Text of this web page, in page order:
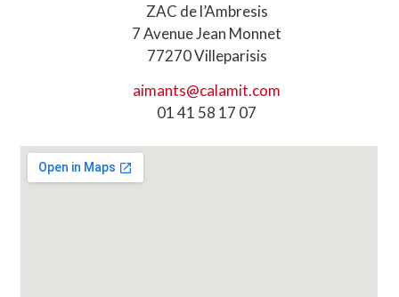
ZAC de l’Ambresis
7 Avenue Jean Monnet
77270 Villeparisis
aimants@calamit.com
01 41 58 17 07